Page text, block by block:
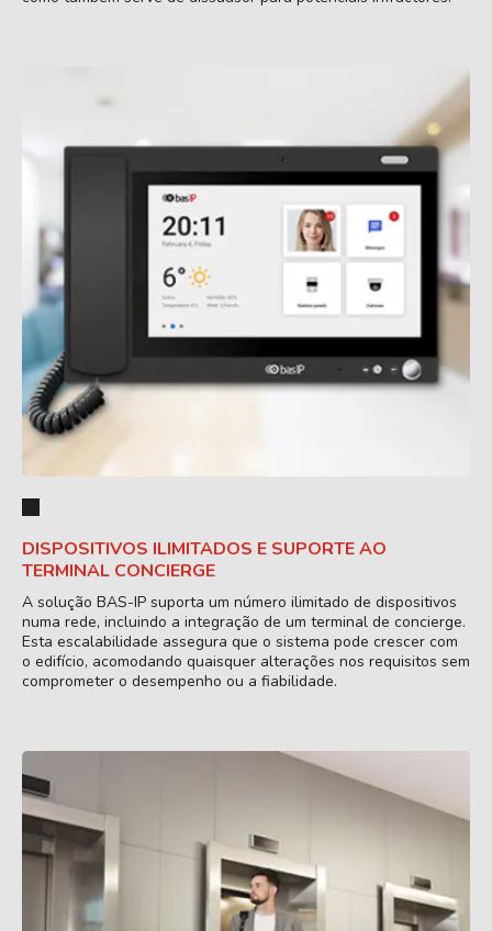
DISPOSITIVOS ILIMITADOS E SUPORTE AO
TERMINAL CONCIERGE
A solução BAS-IP suporta um número ilimitado de dispositivos
numa rede, incluindo a integração de um terminal de concierge.
Esta escalabilidade assegura que o sistema pode crescer com
o edifício, acomodando quaisquer alterações nos requisitos sem
comprometer o desempenho ou a fiabilidade.